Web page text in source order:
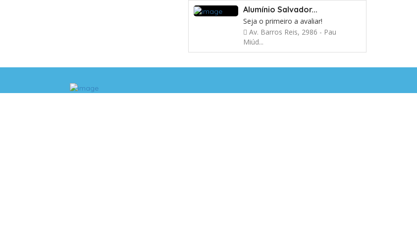
Alumínio Salvador...
Seja o primeiro a avaliar!
Av. Barros Reis, 2986 - Pau
Miúd...